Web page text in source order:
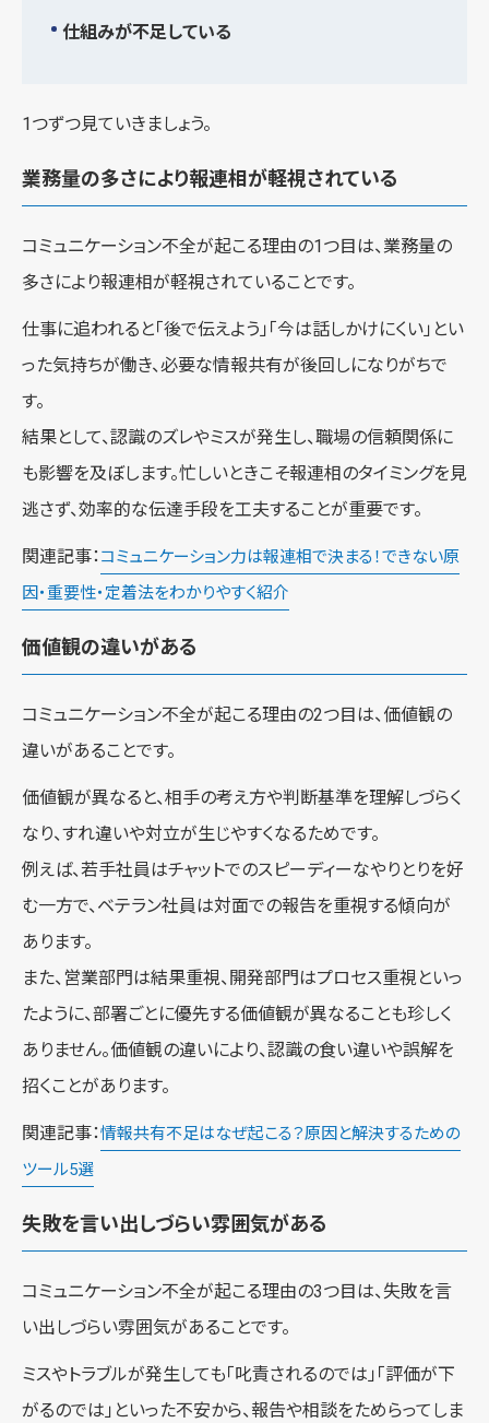
仕組みが不足している
1つずつ見ていきましょう。
業務量の多さにより報連相が軽視されている
コミュニケーション不全が起こる理由の1つ目は、業務量の
多さにより報連相が軽視されていることです。
仕事に追われると「後で伝えよう」「今は話しかけにくい」とい
った気持ちが働き、必要な情報共有が後回しになりがちで
す。
結果として、認識のズレやミスが発生し、職場の信頼関係に
も影響を及ぼします。忙しいときこそ報連相のタイミングを見
逃さず、効率的な伝達手段を工夫することが重要です。
関連記事： コミュニケーション力は報連相で決まる！できない原
因・重要性・定着法をわかりやすく紹介
価値観の違いがある
コミュニケーション不全が起こる理由の2つ目は、価値観の
違いがあることです。
価値観が異なると、相手の考え方や判断基準を理解しづらく
なり、すれ違いや対立が生じやすくなるためです。
例えば、若手社員はチャットでのスピーディーなやりとりを好
む一方で、ベテラン社員は対面での報告を重視する傾向が
あります。
また、営業部門は結果重視、開発部門はプロセス重視といっ
たように、部署ごとに優先する価値観が異なることも珍しく
ありません。価値観の違いにより、認識の食い違いや誤解を
招くことがあります。
関連記事：情報共有不足はなぜ起こる？原因と解決するための
ツール5選
失敗を言い出しづらい雰囲気がある
コミュニケーション不全が起こる理由の3つ目は、失敗を言
い出しづらい雰囲気があることです。
ミスやトラブルが発生しても「叱責されるのでは」「評価が下
がるのでは」といった不安から、報告や相談をためらってしま